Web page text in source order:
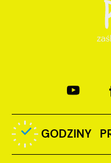
GODZINY